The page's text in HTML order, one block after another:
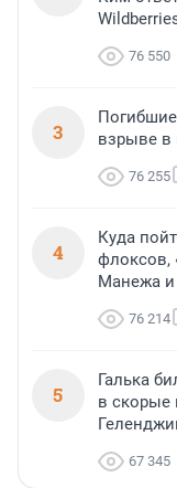
76 550
3
взрыве в
76 255
4
Куда
флоксов,
Манежа
76 214
5
Галька
в скорые
67 345